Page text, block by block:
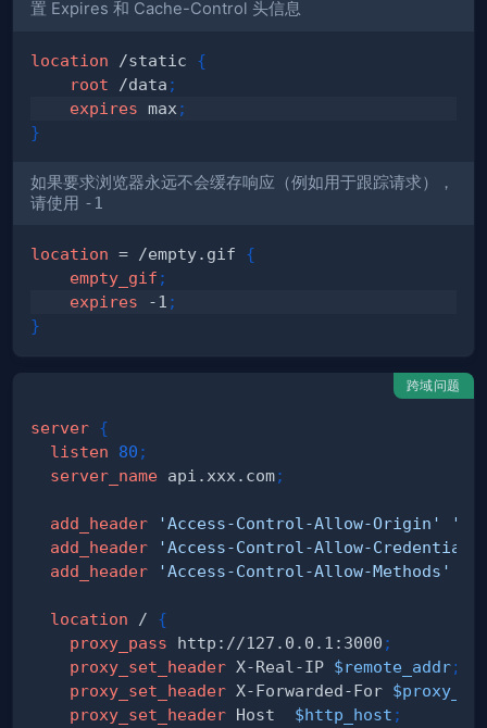
置 Expires 和 Cache-Control 头信息
location /static
{
root /data ;
expires max ;
}
如果要求浏览器永远不会缓存响应（例如用于跟踪请求），
请使用 -1
location = /empty.gif
{
empty_gif ;
expires -1 ;
}
跨域问题
server {
listen
80 ;
server_name api.xxx.com;
add_header 'Access-Control-Allow-Origin' '*'
add_header
'Access-Control-Allow-
add_header
'Access-Control-Allow-Methods'
location /
{
proxy_pass http://127.0.0.1:3000 ;
proxy_set_header X-Real-IP $remote_addr;
proxy_set_header X-Forwarded-For
proxy_set_header Host $http_host ;